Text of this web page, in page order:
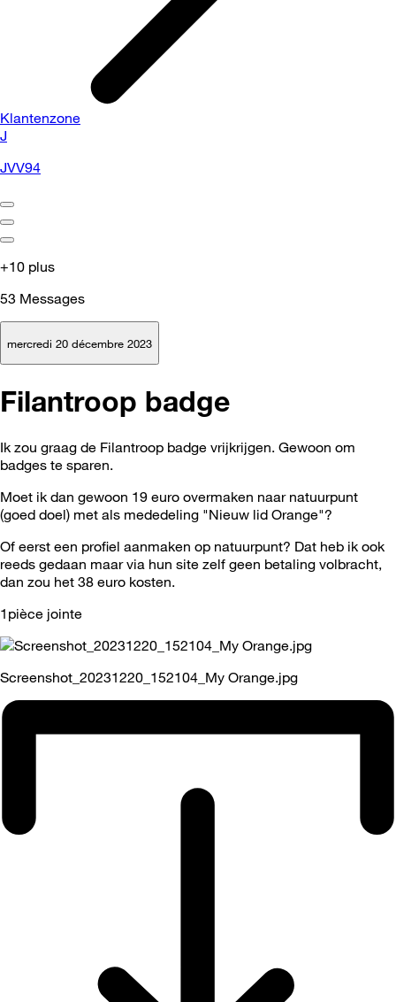
Klantenzone
J
JVV94
+10 plus
53 Messages
mercredi 20 décembre 2023
Filantroop badge
Ik zou graag de Filantroop badge vrijkrijgen. Gewoon om
badges te sparen.
Moet ik dan gewoon 19 euro overmaken naar natuurpunt
(goed doel) met als mededeling "Nieuw lid Orange"?
Of eerst een profiel aanmaken op natuurpunt? Dat heb ik ook
reeds gedaan maar via hun site zelf geen betaling volbracht,
dan zou het 38 euro kosten.
1pièce jointe
Screenshot_20231220_152104_My Orange.jpg